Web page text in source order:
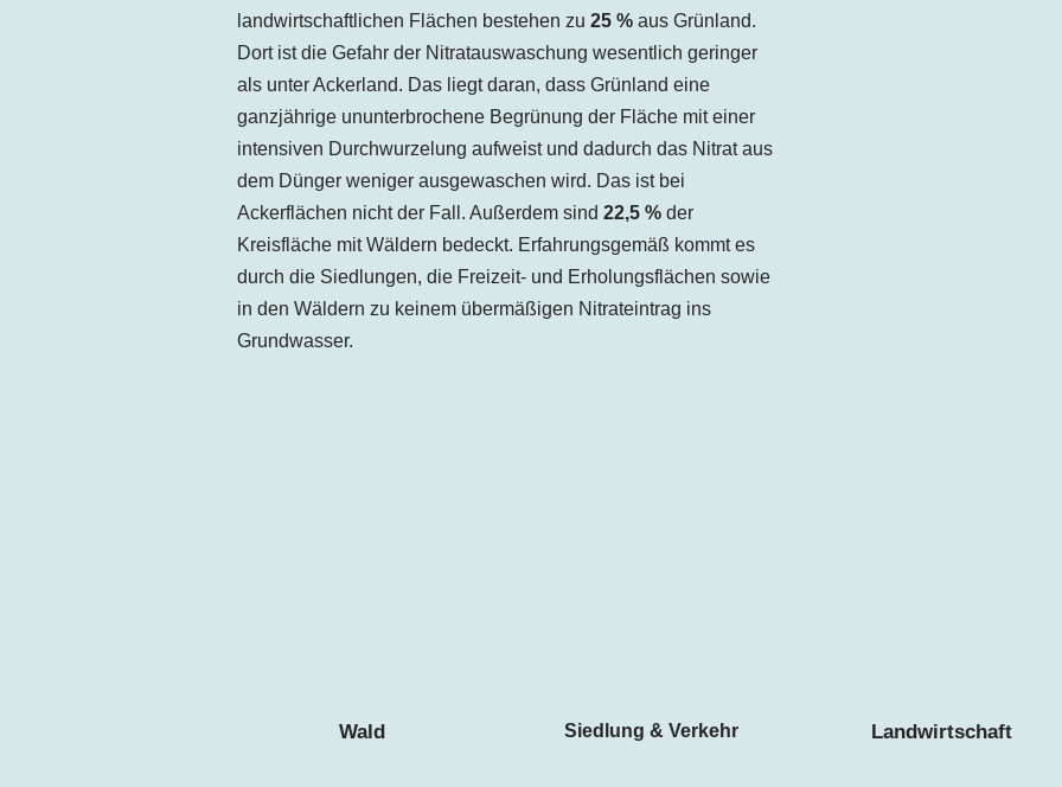
landwirtschaftlichen Flächen bestehen zu 25 %aus Grünland.
Dort ist die Gefahr der Nitratauswaschung wesentlich geringer
als unter Ackerland. Das liegt daran, dass Grünland eine
ganzjährige ununterbrochene Begrünung der Fläche mit einer
intensiven Durchwurzelung aufweist und dadurch das Nitrat aus
dem Dünger weniger ausgewaschen wird. Das ist bei
Ackerflächen nicht der Fall. Außerdem sind 22,5 %der
Kreisfläche mit Wäldern bedeckt. Erfahrungsgemäß kommt es
durch die Siedlungen, die Freizeit- und Erholungsflächen sowie
in den Wäldern zu keinem übermäßigen Nitrateintrag ins
Grundwasser.
Wald Siedlung & Verkehr Landwirtschaft